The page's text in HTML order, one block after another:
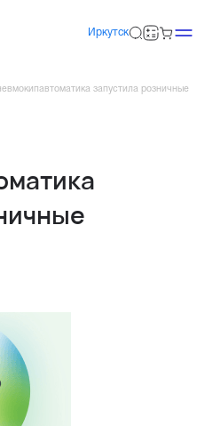
Иркутск
запустила розничные